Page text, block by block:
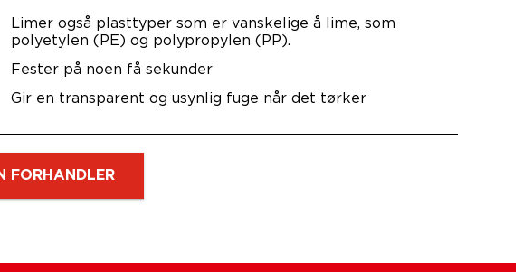
Limer også plasttyper som er vanskelige å lime, som
polyetylen (PE) og polypropylen (PP).
Fester på noen få sekunder
Gir en transparent og usynlig fuge når det tørker
FORHANDLER